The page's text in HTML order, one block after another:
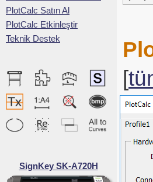
PlotCalc Satın Al
PlotCalc Etkinleştir
Teknik Destek
SignKey SK-A720H
[